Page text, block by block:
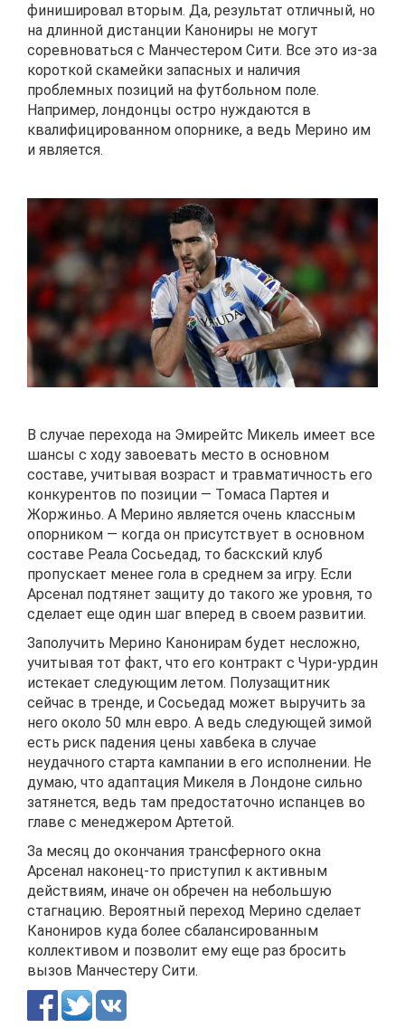
финишировал вторым. Да, результат отличный, но
на длинной дистанции Канониры не могут
соревноваться с Манчестером Сити. Все это из-за
короткой скамейки запасных и наличия
проблемных позиций на футбольном поле.
Например, лондонцы остро нуждаются в
квалифицированном опорнике, а ведь Мерино им
и является.
В случае перехода на Эмирейтс Микель имеет все
шансы с ходу завоевать место в основном
составе, учитывая возраст и травматичность его
конкурентов по позиции — Томаса Партея и
Жоржиньо. А Мерино является очень классным
опорником — когда он присутствует в основном
составе Реала Сосьедад, то баскский клуб
пропускает менее гола в среднем за игру. Если
Арсенал подтянет защиту до такого же уровня, то
сделает еще один шаг вперед в своем развитии.
Заполучить Мерино Канонирам будет несложно,
учитывая тот факт, что его контракт с Чури-урдин
истекает следующим летом. Полузащитник
сейчас в тренде, и Сосьедад может выручить за
него около 50 млн евро. А ведь следующей зимой
есть риск падения цены хавбека в случае
неудачного старта кампании в его исполнении. Не
думаю, что адаптация Микеля в Лондоне сильно
затянется, ведь там предостаточно испанцев во
главе с менеджером Артетой.
За месяц до окончания трансферного окна
Арсенал наконец-то приступил к активным
действиям, иначе он обречен на небольшую
стагнацию. Вероятный переход Мерино сделает
Канониров куда более сбалансированным
коллективом и позволит ему еще раз бросить
вызов Манчестеру Сити.